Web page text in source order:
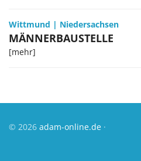
Wittmund | Niedersachsen
MÄNNERBAUSTELLE
[mehr]
© 2026 adam-online.de ·